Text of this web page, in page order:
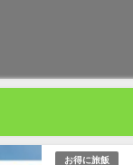
お得に旅飯